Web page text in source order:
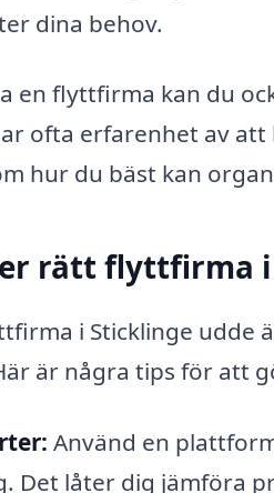
dina behov.
en flyttfirma kan du
ofta erfarenhet av
hur du bäst kan
rätt flyttfirma i
i Sticklinge udde
är några tips för att
Använd en
Det låter dig jämföra